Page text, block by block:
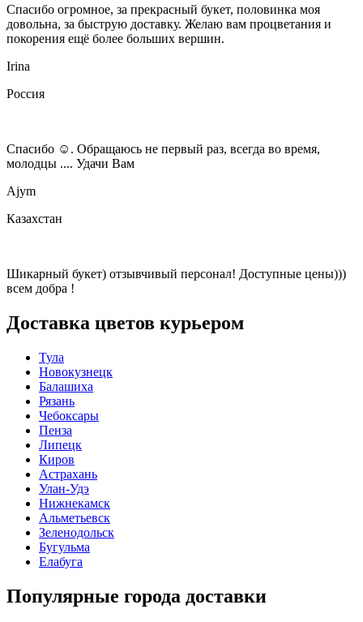
Спасибо огромное, за прекрасный букет, половинка моя
довольна, за быструю доставку. Желаю вам процветания и
покорения ещё более больших вершин.
Irina
Россия
Спасибо ☺️. Обращаюсь не первый раз, всегда во время,
молодцы .... Удачи Вам
Ajym
Казахстан
Шикарный букет) отзывчивый персонал! Доступные цены)))
всем добра !
Доставка цветов курьером
Тула
Новокузнецк
Балашиха
Рязань
Чебоксары
Пенза
Липецк
Киров
Астрахань
Улан-Удэ
Нижнекамск
Альметьевск
Зеленодольск
Бугульма
Елабуга
Популярные города доставки